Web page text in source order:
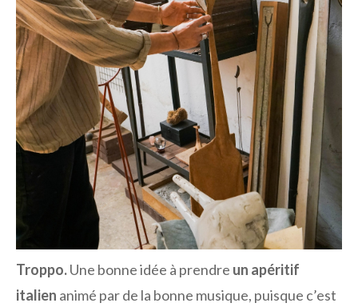
Troppo.Une bonne idée à prendre un apéritif
italien animé par de la bonne musique, puisque c’est